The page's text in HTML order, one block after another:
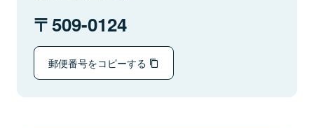
509-0124
郵便番号をコピーする